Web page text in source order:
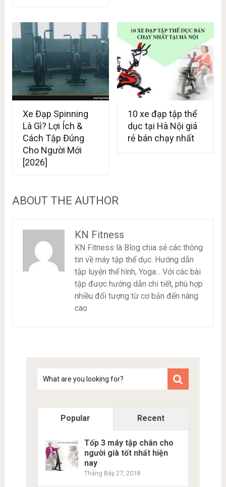
Xe Đạp Spinning
Là Gì? Lợi Ích &
Cách Tập Đúng
Cho Người Mới
[2026]
10 xe đạp tập thể
dục tại Hà Nội giá
rẻ bán chạy nhất
ABOUT THE AUTHOR
KN Fitness
KN Fitness là Blog chia sẻ các thông
tin về máy tập thể dục. Hướng dẫn
tập luyện thể hình, Yoga... Với các bài
tập được hướng dẫn chi tiết, phù hợp
nhiều đối tượng từ cơ bản đến nâng
cao
kiem
Popular Recent
Tốp 3 máy tập chân cho
người già tốt nhất hiện
nay
Tháng Bảy 27, 2018